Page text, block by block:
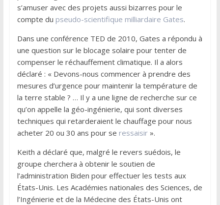
s’amuser avec des projets aussi bizarres pour le
compte du pseudo-scientifique milliardaire Gates.
Dans une conférence TED de 2010, Gates a répondu à
une question sur le blocage solaire pour tenter de
compenser le réchauffement climatique. Il a alors
déclaré : « Devons-nous commencer à prendre des
mesures d’urgence pour maintenir la température de
la terre stable ? … Il y a une ligne de recherche sur ce
qu’on appelle la géo-ingénierie, qui sont diverses
techniques qui retarderaient le chauffage pour nous
acheter 20 ou 30 ans pour se ressaisir».
Keith a déclaré que, malgré le revers suédois, le
groupe cherchera à obtenir le soutien de
l’administration Biden pour effectuer les tests aux
États-Unis. Les Académies nationales des Sciences, de
l’Ingénierie et de la Médecine des États-Unis ont